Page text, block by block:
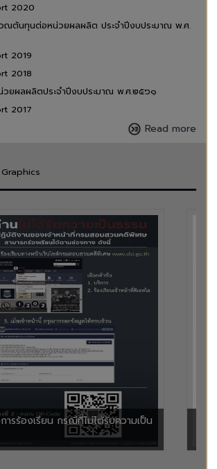
2020
ณต้นทุนต่อหน่วยผลผลิต ประจำปีงบประมาณ พ.ศ.
2019
2018
ยผลผลิตประจำปีงบประมาณ พ.ศ.๒๕๖๑
2017
Read more
ารร้องเรียน กรณีที่ไม่ได้รับความเป็น